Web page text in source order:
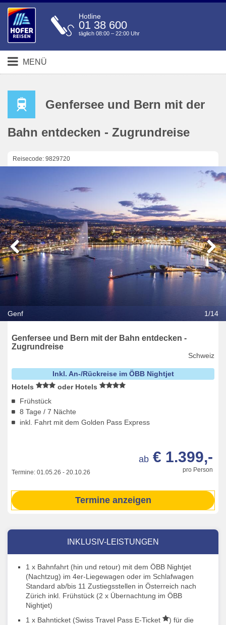
Hotline
01 38 600
täglich 08:00 – 22:00 Uhr
MENÜ
Genfersee und Bern mit der
Bahn entdecken - Zugrundreise
Reisecode: 9829720
Genf 1/14
Genfersee und Bern mit der Bahn entdecken -
Zugrundreise
Schweiz
Inkl. An-/Rückreise im ÖBB Nightjet
Hotels
oder Hotels
Frühstück
8 Tage / 7 Nächte
inkl. Fahrt mit dem Golden Pass Express
Termine: 01.05.26 - 20.10.26 pro Person
ab € 1.399,-
Termine anzeigen
INKLUSIV-LEISTUNGEN
1 x Bahnfahrt (hin und retour) mit dem ÖBB Nightjet
(Nachtzug) im 4er-Liegewagen oder im Schlafwagen
Standard ab/bis 11 Zustiegsstellen in Österreich nach
Zürich inkl. Frühstück (2 x Übernachtung im ÖBB
Nightjet)
1 x Bahnticket (Swiss Travel Pass E-Ticket
) für die